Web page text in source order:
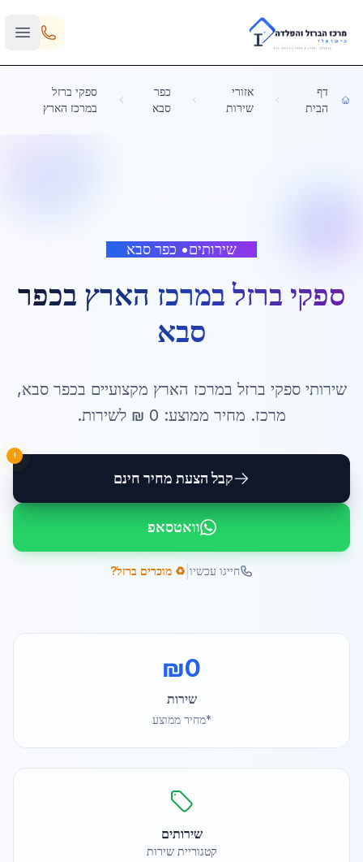
Skip to main content
דף
הבית
אזורי
שירות
כפר
סבא
ספקי ברזל
במרכז הארץ
שירותים• כפר סבא
ספקי ברזל במרכז הארץ בכפר
סבא
שירותיספקי ברזל במרכז הארץ מקצועיים בכפר סבא,
מרכז. מחיר ממוצע: 0 ₪ לשירות.
קבל הצעת מחיר חינם
!
וואטסאפ
חייגו עכשיו ♻️ מוכרים ברזל?
₪0
שירות
*מחיר ממוצע
שירותים
קטגוריית שירות